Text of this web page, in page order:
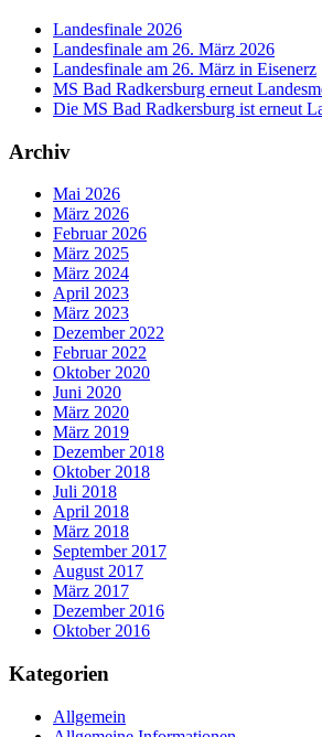
Landesfinale 2026
Landesfinale am 26. März 2026
Landesfinale am 26. März in Eisenerz
MS Bad Radkersburg erneut
Die MS Bad Radkersburg ist erneut
Archiv
Mai 2026
März 2026
Februar 2026
März 2025
März 2024
April 2023
März 2023
Dezember 2022
Februar 2022
Oktober 2020
Juni 2020
März 2020
März 2019
Dezember 2018
Oktober 2018
Juli 2018
April 2018
März 2018
September 2017
August 2017
März 2017
Dezember 2016
Oktober 2016
Kategorien
Allgemein